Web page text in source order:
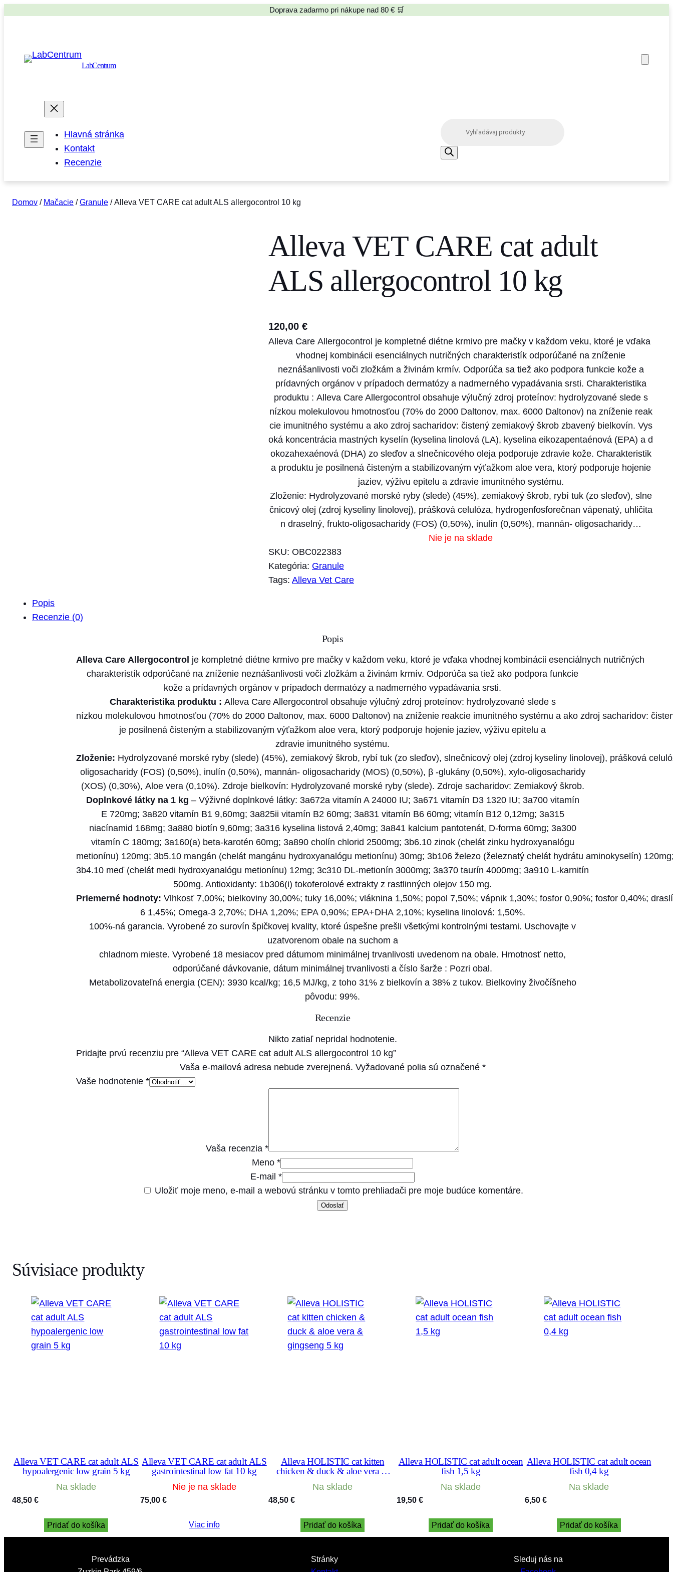
Doprava zadarmo pri nákupe nad 80 € 🛒
LabCentrum
Hlavná stránka
Kontakt
Recenzie
o
u
s
e
r
Domov / Mačacie /Granule / Alleva VET CARE cat adult ALS allergocontrol 10 kg
Alleva VET CARE cat adult
ALS allergocontrol 10 kg
120,00 €
Alleva Care Allergocontrol je kompletné diétne krmivo pre mačky v každom veku, ktoré je vďaka
vhodnej kombinácii esenciálnych nutričných charakteristík odporúčané na zníženie
neznášanlivosti voči zložkám a živinám krmív. Odporúča sa tiež ako podpora funkcie kože a
prídavných orgánov v prípadoch dermatózy a nadmerného vypadávania srsti. Charakteristika
produktu : Alleva Care Allergocontrol obsahuje výlučný zdroj proteínov: hydrolyzované slede s
nízkou molekulovou hmotnosťou (70% do 2000 Daltonov, max. 6000 Daltonov) na zníženie reak
cie imunitného systému a ako zdroj sacharidov: čistený zemiakový škrob zbavený bielkovín. Vys
oká koncentrácia mastných kyselín (kyselina linolová (LA), kyselina eikozapentaénová (EPA) a d
okozahexaénová (DHA) zo sleďov a slnečnicového oleja podporuje zdravie kože. Charakteristik
a produktu je posilnená čisteným a stabilizovaným výťažkom aloe vera, ktorý podporuje hojenie
jaziev, výživu epitelu a zdravie imunitného systému.
Zloženie: Hydrolyzované morské ryby (slede) (45%), zemiakový škrob, rybí tuk (zo sleďov), slne
čnicový olej (zdroj kyseliny linolovej), prášková celulóza, hydrogenfosforečnan vápenatý, uhličita
n draselný, frukto-oligosacharidy (FOS) (0,50%), inulín (0,50%), mannán- oligosacharidy…
Nie je na sklade
SKU: OBC022383
Kategória: Granule
Tags: Alleva Vet Care
Popis
Recenzie (0)
Popis
Alleva Care Allergocontrol je kompletné diétne krmivo pre mačky v každom veku, ktoré je vďaka vhodnej kombinácii esenciálnych nutričných
charakteristík odporúčané na zníženie neznášanlivosti voči zložkám a živinám krmív. Odporúča sa tiež ako podpora funkcie
kože a prídavných orgánov v prípadoch dermatózy a nadmerného vypadávania srsti.
Charakteristika produktu : Alleva Care Allergocontrol obsahuje výlučný zdroj proteínov: hydrolyzované slede s
nízkou molekulovou hmotnosťou (70% do 2000 Daltonov, max. 6000 Daltonov) na zníženie reakcie imunitného systému a ako zdroj sacharidov:
je posilnená čisteným a stabilizovaným výťažkom aloe vera, ktorý podporuje hojenie jaziev, výživu epitelu a
zdravie imunitného systému.
Zloženie: Hydrolyzované morské ryby (slede) (45%), zemiakový škrob, rybí tuk (zo sleďov), slnečnicový olej (zdroj kyseliny linolovej), prášková
oligosacharidy (FOS) (0,50%), inulín (0,50%), mannán- oligosacharidy (MOS) (0,50%), β -glukány (0,50%), xylo-oligosacharidy
(XOS) (0,30%), Aloe vera (0,10%). Zdroje bielkovín: Hydrolyzované morské ryby (slede). Zdroje sacharidov: Zemiakový škrob.
Doplnkové látky na 1 kg – Výživné doplnkové látky: 3a672a vitamín A 24000 IU; 3a671 vitamín D3 1320 IU; 3a700 vitamín
E 720mg; 3a820 vitamín B1 9,60mg; 3a825ii vitamín B2 60mg; 3a831 vitamín B6 60mg; vitamín B12 0,12mg; 3a315
niacínamid 168mg; 3a880 biotín 9,60mg; 3a316 kyselina listová 2,40mg; 3a841 kalcium pantotenát, D-forma 60mg; 3a300
vitamín C 180mg; 3a160(a) beta-karotén 60mg; 3a890 cholín chlorid 2500mg; 3b6.10 zinok (chelát zinku hydroxyanalógu
metionínu) 120mg; 3b5.10 mangán (chelát mangánu hydroxyanalógu metionínu) 30mg; 3b106 železo (železnatý chelát hydrátu aminokyselín)
3b4.10 meď (chelát medi hydroxyanalógu metionínu) 12mg; 3c310 DL-metionín 3000mg; 3a370 taurín 4000mg; 3a910 L-karnitín
500mg. Antioxidanty: 1b306(i) tokoferolové extrakty z rastlinných olejov 150 mg.
Priemerné hodnoty: Vlhkosť 7,00%; bielkoviny 30,00%; tuky 16,00%; vláknina 1,50%; popol 7,50%; vápnik 1,30%; fosfor 0,90%; fosfor 0,40%;
6 1,45%; Omega-3 2,70%; DHA 1,20%; EPA 0,90%; EPA+DHA 2,10%; kyselina linolová: 1,50%.
100%-ná garancia. Vyrobené zo surovín špičkovej kvality, ktoré úspešne prešli všetkými kontrolnými testami. Uschovajte v
uzatvorenom obale na suchom a
chladnom mieste. Vyrobené 18 mesiacov pred dátumom minimálnej trvanlivosti uvedenom na obale. Hmotnosť netto,
odporúčané dávkovanie, dátum minimálnej trvanlivosti a číslo šarže : Pozri obal.
Metabolizovateľná energia (CEN): 3930 kcal/kg; 16,5 MJ/kg, z toho 31% z bielkovín a 38% z tukov. Bielkoviny živočíšneho
pôvodu: 99%.
Recenzie
Nikto zatiaľ nepridal hodnotenie.
Pridajte prvú recenziu pre “Alleva VET CARE cat adult ALS allergocontrol 10 kg”
Vaša e-mailová adresa nebude zverejnená. Vyžadované polia sú označené *
Vaše hodnotenie *
Vaša recenzia *
Meno *
E-mail *
Uložiť moje meno, e-mail a webovú stránku v tomto prehliadači pre moje budúce komentáre.
Súvisiace produkty
Alleva VET CARE cat adult ALS
hypoalergenic low grain 5 kg
Na sklade
48,50 €
Pridať do košíka
Alleva VET CARE cat adult ALS
gastrointestinal low fat 10 kg
Nie je na sklade
75,00 €
Viac info
Alleva HOLISTIC cat kitten
chicken & duck & aloe vera &
Na sklade
48,50 €
Pridať do košíka
Alleva HOLISTIC cat adult ocean
fish 1,5 kg
Na sklade
19,50 €
Pridať do košíka
Alleva HOLISTIC cat adult ocean
fish 0,4 kg
Na sklade
6,50 €
Pridať do košíka
Prevádzka
Stránky
Sleduj nás na